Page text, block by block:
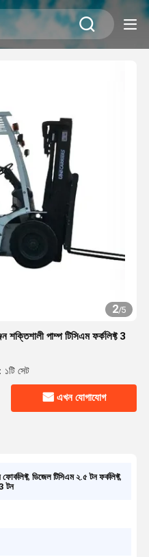
2/5
শক্তিশালী পাম্প টিসিএম ফর্কলিফ্ট 3
সেট
এখন যোগাযোগ
,ডিজেল টিসিএম ২.৫ টন ফর্কলিফ্ট,
টন